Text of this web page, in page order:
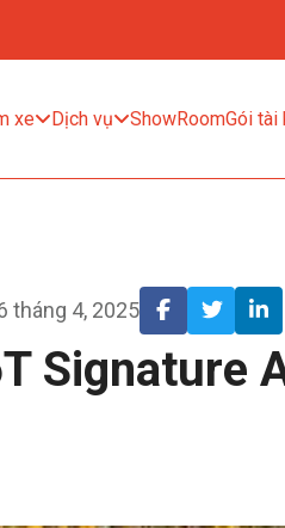
xe Dịch vụ ShowRoomGói tài
tháng 4, 2025
Signature